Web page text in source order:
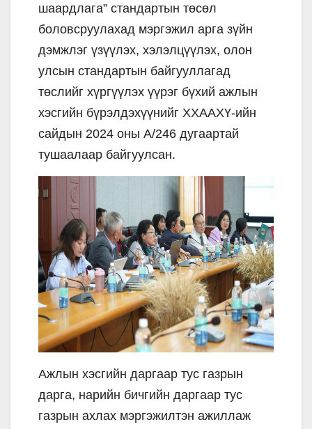
шаардлага” стандартын төсөл
боловсруулахад мэргэжил арга зүйн
дэмжлэг үзүүлэх, хэлэлцүүлэх, олон
улсын стандартын байгууллагад
төслийг хүргүүлэх үүрэг бүхий ажлын
хэсгийн бүрэлдэхүүнийг ХХААХҮ-ийн
сайдын 2024 оны А/246 дугаартай
тушаалаар байгуулсан.
Ажлын хэсгийн даргаар тус газрын
дарга, нарийн бичгийн даргаар тус
газрын ахлах мэргэжилтэн ажиллаж